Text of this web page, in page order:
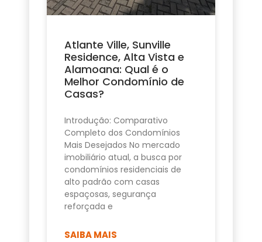
Atlante Ville, Sunville
Residence, Alta Vista e
Alamoana: Qual é o
Melhor Condomínio de
Casas?
Introdução: Comparativo
Completo dos Condomínios
Mais Desejados No mercado
imobiliário atual, a busca por
condomínios residenciais de
alto padrão com casas
espaçosas, segurança
reforçada e
SAIBA MAIS